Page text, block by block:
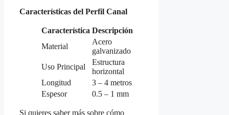
Características del Perfil Canal
Característica Descripción
Material
Acero
galvanizado
Uso Principal
Estructura
horizontal
Longitud
3 – 4 metros
Espesor
0.5 – 1 mm
Si quieres saber más sobre cómo